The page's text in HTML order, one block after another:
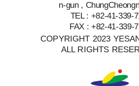
n-gun ,
TEL : +82-41-339-
FAX : +82-41-339-
COPYRIGHT 2023
ALL RIGHTS